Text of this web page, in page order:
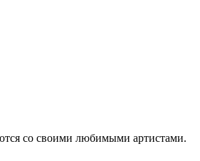
со своими любимыми артистами.